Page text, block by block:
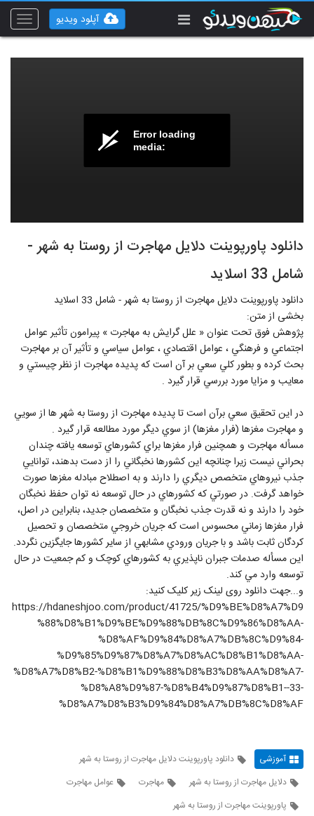
Toggle
آپلود ویدیو
Error loading
media:
دانلود پاورپوینت دلایل مهاجرت از روستا به شهر -
شامل 33 اسلاید
دانلود پاورپوینت دلایل مهاجرت از روستا به شهر - شامل 33 اسلاید
بخشی از متن:
پژوهش فوق تحت عنوان « علل گرايش به مهاجرت » پيرامون تأثير عوامل
اجتماعي و فرهنگي ، عوامل اقتصادي ، عوامل سياسي و تأثير آن بر مهاجرت
بحث كرده و بطور كلي سعي بر آن است كه پديده مهاجرت از نظر چيستي و
معايب و مزايا مورد بررسي قرار گيرد .
در اين تحقيق سعي برآن است تا پديده مهاجرت از روستا به شهر ها از سويي
و مهاجرت مغزها (فرار مغزها) از سوي ديگر مورد مطالعه قرار گيرد .
مسأله مهاجرت و همچنين فرار مغزها براي کشورهاي توسعه يافته چندان
بحراني نيست زيرا چنانچه اين کشورها نخبگاني را از دست بدهند، توانايي
جذب نيروهاي متخصص ديگري را دارند و به اصطلاح مبادله مغزها صورت
خواهد گرفت. در صورتي که کشورهاي در حال توسعه نه توان حفظ نخبگان
خود را دارند و نه قدرت جذب نخبگان و متخصصان جديد، بنابراين در اصل،
فرار مغزها زماني محسوس است که جريان خروجي متخصصان و تحصيل
کردگان ثابت باشد و با جريان ورودي مشابهي از ساير کشورها جايگزين نگردد.
اين مسأله صدمات جبران ناپذيري به کشورهاي کوچک و کم جمعيت در حال
توسعه وارد مي کند.
و...جهت دانلود روی لینک زیر کلیک کنید:
https://hdaneshjoo.com/product/41725/%D9%BE%D8%A7%D9
%88%D8%B1%D9%BE%D9%88%DB%8C%D9%86%D8%AA-
%D8%AF%D9%84%D8%A7%DB%8C%D9%84-
%D9%85%D9%87%D8%A7%D8%AC%D8%B1%D8%AA-
%D8%A7%D8%B2-%D8%B1%D9%88%D8%B3%D8%AA%D8%A7-
%D8%A8%D9%87-%D8%B4%D9%87%D8%B1--33-
%D8%A7%D8%B3%D9%84%D8%A7%DB%8C%D8%AF
آموزشی
دانلود پاورپوینت دلایل مهاجرت از روستا به شهر
دلایل مهاجرت از روستا به شهر
مهاجرت
عوامل مهاجرت
پاورپوینت مهاجرت از روستا به شهر